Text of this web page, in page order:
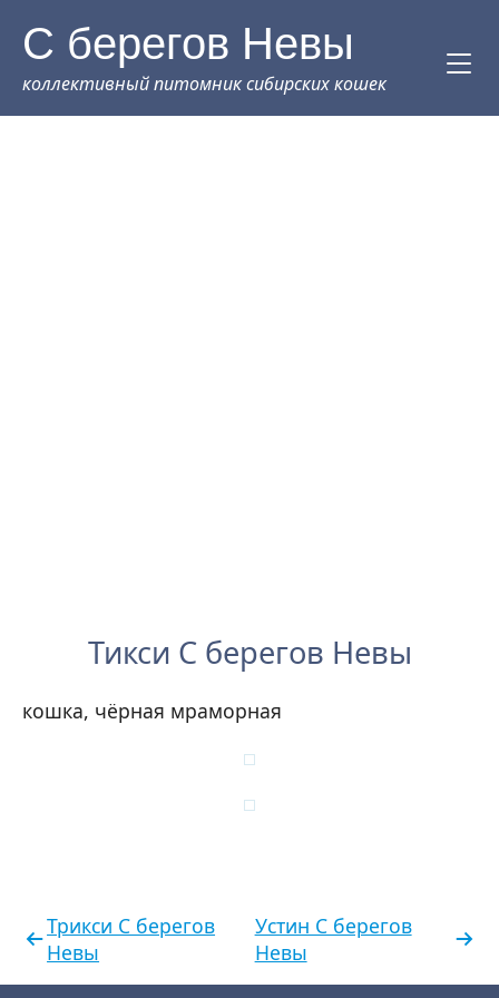
С берегов Невы
коллективный питомник сибирских кошек
Тикси С берегов Невы
кошка, чёрная мраморная
Трикси С берегов
Невы
Устин С берегов
Невы